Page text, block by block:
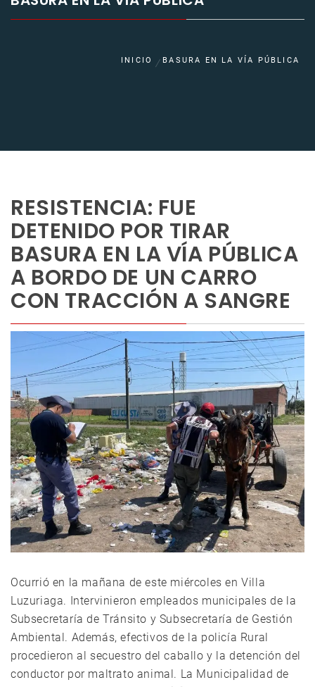
INICIO BASURA EN LA VÍA PÚBLICA
RESISTENCIA: FUE
DETENIDO POR TIRAR
BASURA EN LA VÍA PÚBLICA
A BORDO DE UN CARRO
CON TRACCIÓN A SANGRE
Ocurrió en la mañana de este miércoles en Villa
Luzuriaga. Intervinieron empleados municipales de la
Subsecretaría de Tránsito y Subsecretaría de Gestión
Ambiental. Además, efectivos de la policía Rural
procedieron al secuestro del caballo y la detención del
conductor por maltrato animal. La Municipalidad de